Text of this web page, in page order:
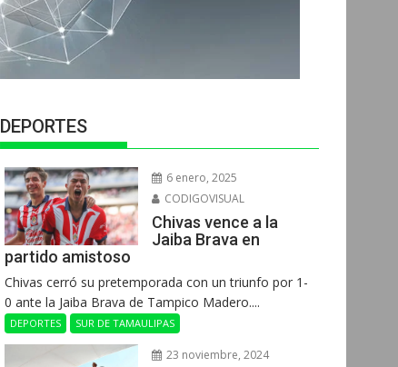
DEPORTES
6 enero, 2025
CODIGOVISUAL
Chivas vence a la
Jaiba Brava en
partido amistoso
Chivas cerró su pretemporada con un triunfo por 1-
0 ante la Jaiba Brava de Tampico Madero....
DEPORTES SUR DE TAMAULIPAS
23 noviembre, 2024